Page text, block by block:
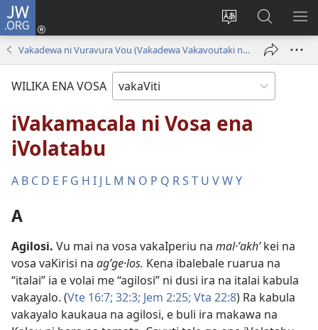
JW.ORG
Veisautaka
na
Dolava
(opens
new
Vaqara
ena
JW.ORG
Vakadewa ni Vuravura Vou (Vakadewa Vakavoutaki ni 2013)
WILIKA ENA VOSA
iVakamacala ni Vosa ena
iVolatabu
A B C D E F G H I J L M N O P Q RS T U VWY
A
Agilosi. Vu mai na vosa vakaIperiu na mal·ʼakhʹkei na
vosa vaKirisi na agʹge·los. Kena ibalebale ruarua na
“italai” ia e volai me “agilosi” ni dusi ira na italai kabula
vakayalo. (Vte 16:7; 32:3; Jem 2:25; Vta 22:8) Ra kabula
vakayalo kaukaua na agilosi, e buli ira makawa na